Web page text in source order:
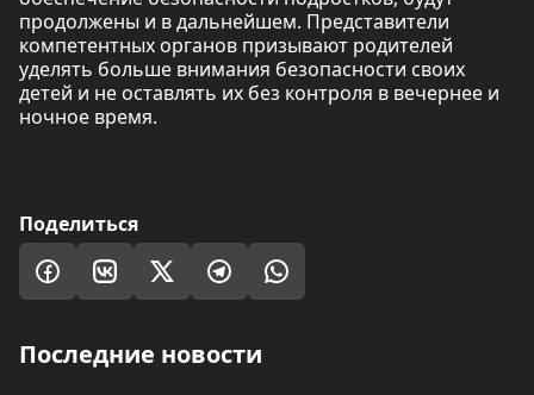
продолжены и в дальнейшем. Представители
компетентных органов призывают родителей
уделять больше внимания безопасности своих
детей и не оставлять их без контроля в вечернее и
ночное время.
Поделиться
Последние новости